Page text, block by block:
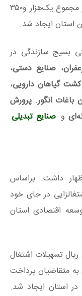
شمار قابل توجهی کارگاه خانگی فعال و در مجموع یک‌هزار و۳۵۰
استان ایجاد شد.
بسیج سازندگی در
، صنایع دستی،
کشت گیاهان دارویی،
باغات انگور. پرورش
و صنایع تبدیلی
داشت. براساس
در جای خود
اقتصادی استان
سال گذشته ۴۲۰ میلیارد ریال تسهیلات اشتغال
متقاضیان پرداخت
فرصت شغلی در استان ایجاد شد.